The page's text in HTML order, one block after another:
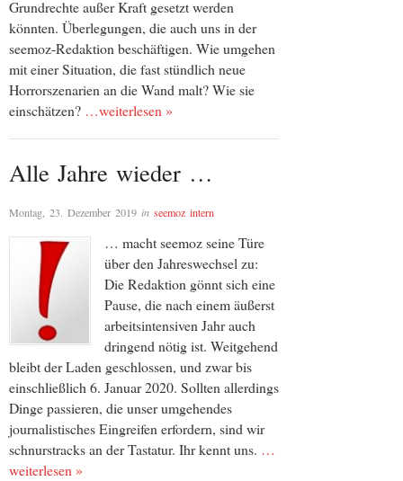
Grundrechte außer Kraft gesetzt werden
könnten. Überlegungen, die auch uns in der
seemoz-Redaktion beschäftigen. Wie umgehen
mit einer Situation, die fast stündlich neue
Horrorszenarien an die Wand malt? Wie sie
einschätzen? …weiterlesen »
Alle Jahre wieder …
Montag, 23. Dezember 2019 in seemoz intern
… macht seemoz seine Türe
über den Jahreswechsel zu:
Die Redaktion gönnt sich eine
Pause, die nach einem äußerst
arbeitsintensiven Jahr auch
dringend nötig ist. Weitgehend
bleibt der Laden geschlossen, und zwar bis
einschließlich 6. Januar 2020. Sollten allerdings
Dinge passieren, die unser umgehendes
journalistisches Eingreifen erfordern, sind wir
schnurstracks an der Tastatur. Ihr kennt uns. …
weiterlesen »